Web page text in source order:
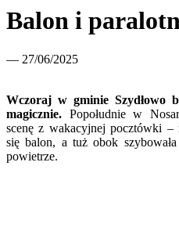
Balon i
— 27/06/2025
Wczoraj w gminie Szydłowo
magicznie. Popołudnie w
scenę z wakacyjnej pocztówki –
się balon, a tuż obok
powietrze.